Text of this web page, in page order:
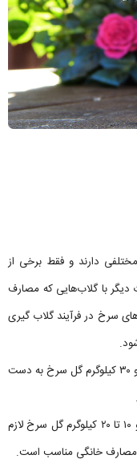
مختلفی دارند و فقط برخی از
دیگر با گلاب‌هایی که مصارف
های سرخ در فرآیند گلاب گیری
این نوع گلاب از مخلوط ۸۰ لیتر آب و ۳۰ کیلوگرم گل سرخ به دست
برای تهیه این نوع گلاب، ۸۰ لیتر آب و ۱۰ تا ۲۰ کیلوگرم گل سرخ لازم
مصارف خانگی مناسب است.